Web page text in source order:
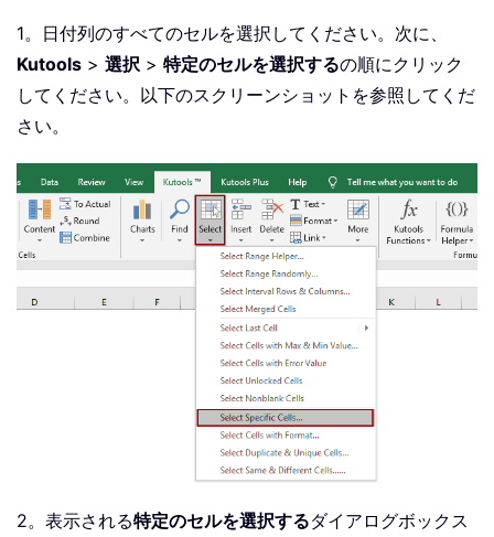
1。日付列のすべてのセルを選択してください。次に、
Kutools > 選択 > 特定のセルを選択するの順にクリック
してください。以下のスクリーンショットを参照してくだ
さい。
2。表示される特定のセルを選択するダイアログボックス